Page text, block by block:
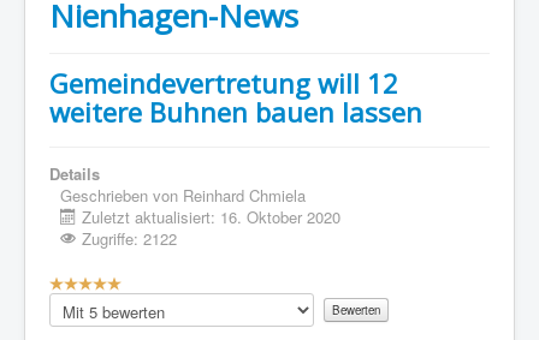
Nienhagen-News
Gemeindevertretung will 12
weitere Buhnen bauen lassen
Details
Geschrieben von Reinhard Chmiela
Zuletzt aktualisiert: 16. Oktober 2020
Zugriffe: 2122
Bewertung:
Bitte
bewerten